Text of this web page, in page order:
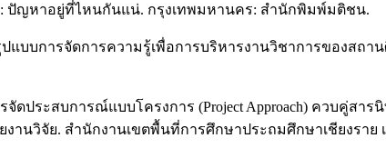
: ปัญหาอยู่ที่ไหนกันแน่. กรุงเทพมหานคร: สำนักพิมพ์มติชน.
ปแบบการจัดการความรู้เพื่อการบริหารงานวิชาการของ
จัดประสบการณ์แบบโครงการ (Project Approach) ควบคู่
งานวิจัย. สำนักงานเขตพื้นที่การศึกษาประถมศึกษาเชียงร